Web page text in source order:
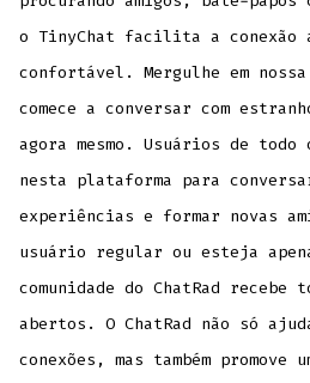
o TinyChat facilita a conexão
confortável. Mergulhe em
comece a conversar com
agora mesmo. Usuários de todo
nesta plataforma para
experiências e formar novas
usuário regular ou esteja
comunidade do ChatRad recebe
abertos. O ChatRad não só
conexões, mas também promove